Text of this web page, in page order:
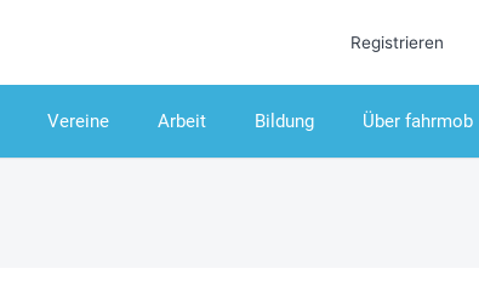
Registrieren
Über fahrmob
Bildung
Arbeit
Vereine